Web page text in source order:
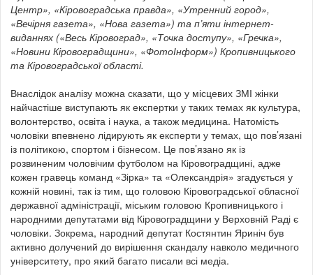
Центр», «Кіровоградська правда», «Утренний город»,
«Вечірня газета», «Нова газета») та п’яти інтернет-
виданнях («Весь Кіровоград», «Точка доступу», «Гречка»,
«Новини Кіровоградщини», «ФотоІнформ») Кропивницького
та Кіровоградської області.
Внаслідок аналізу можна сказати, що у місцевих ЗМІ жінки
найчастіше виступають як експертки у таких темах як культура,
волонтерство, освіта і наука, а також медицина. Натомість
чоловіки впевнено лідирують як експерти у темах, що пов’язані
із політикою, спортом і бізнесом. Це пов’язано як із
розвиненим чоловічим футболом на Кіровоградщині, адже
кожен гравець команд «Зірка» та «Олександрія» згадується у
кожній новині, так із тим, що головою Кіровоградської обласної
державної адміністрації, міським головою Кропивницького і
народними депутатами від Кіровоградщини у Верховній Раді є
чоловіки. Зокрема, народний депутат Костянтин Яриніч був
активно долучений до вирішення скандалу навколо медичного
університету, про який багато писали всі медіа.